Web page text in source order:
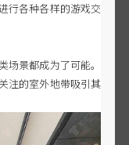
行各种各样的游戏交
景都成为了可能。
注的室外地带吸引其